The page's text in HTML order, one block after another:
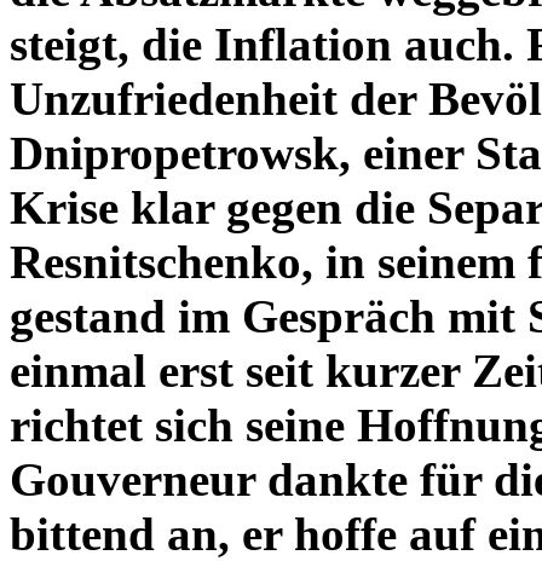
steigt, die Inflation auch.
Unzufriedenheit der
Dnipropetrowsk, einer
Krise klar gegen die
Resnitschenko, in
gestand im Gespräch mit
einmal erst seit kurzer
richtet sich seine
Gouverneur dankte für
bittend an, er hoffe auf